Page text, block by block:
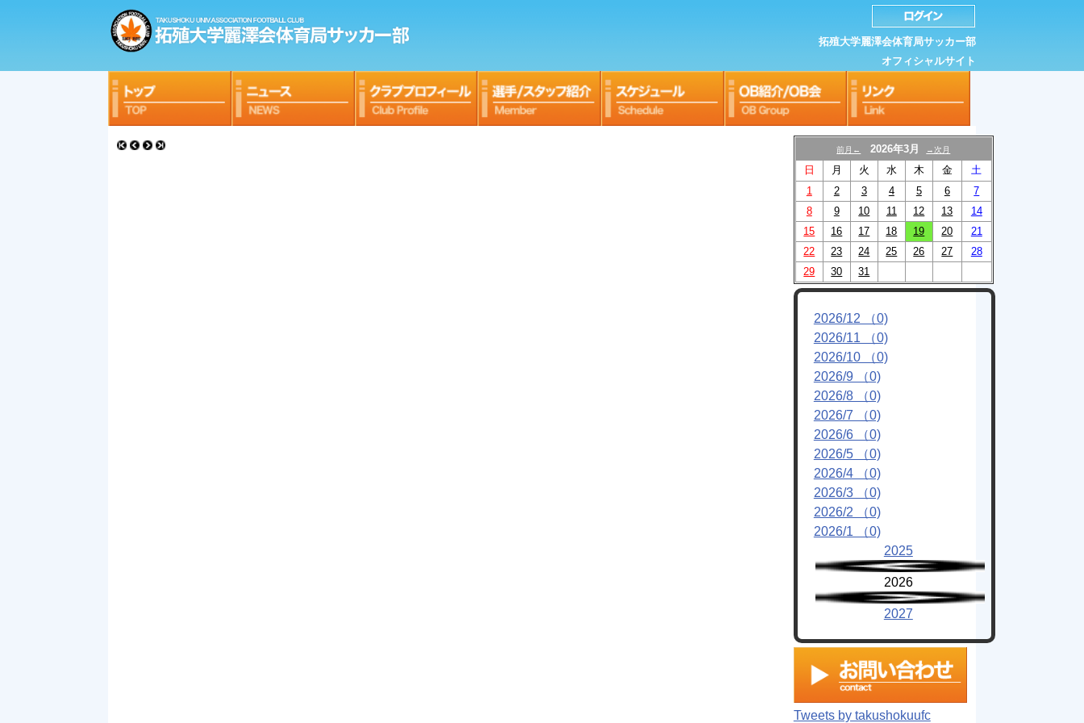
拓殖大学麗澤会体育局サッカー部
オフィシャルサイト
前月← 2026年3月 →次月
日 月 火 水 木 金
土
1
2 3 4 5 6
7
8
9 10 11 12 13
14
15
16 17 18 19 20
21
22
23 24 25 26 27
28
29
30 31
2026/12 （0)
2026/11 （0)
2026/10 （0)
2026/9 （0)
2026/8 （0)
2026/7 （0)
2026/6 （0)
2026/5 （0)
2026/4 （0)
2026/3 （0)
2026/2 （0)
2026/1 （0)
2025
2026
2027
Tweets by takushokuufc